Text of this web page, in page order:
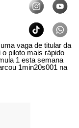
vaga de titular da
piloto mais rápido
1 esta semana
1min20s001 na